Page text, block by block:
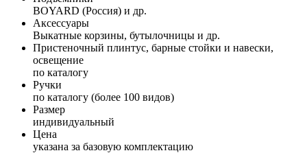
BOYARD (Россия) и др.
Аксессуары
Выкатные корзины, бутылочницы и др.
Пристеночный плинтус, барные стойки и навески,
освещение
по каталогу
Ручки
по каталогу (более 100 видов)
Размер
индивидуальный
Цена
указана за базовую комплектацию